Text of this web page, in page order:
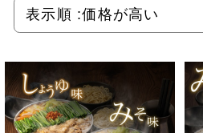
表示順 :価格が高い